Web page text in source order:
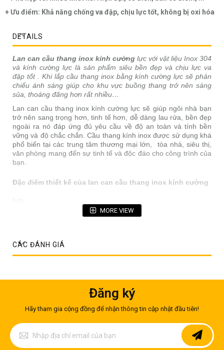
+ Ưu điểm: Khả năng chống va đập, chịu lực tốt, không bị oxi hóa
DETAILS
Lan can cầu thang inox kính cường lực với vật liệu Inox 304
và kính cường lực là sản phẩm siêu bền đẹp và chịu lực va
đập tốt . Khi lắp cầu thang inox bằng kính cường lực sẽ phản
chiếu ánh sáng giúp cho khu vực buồng thang trở nên sáng
sủa, thoáng đãng hơn rất nhiều…
Lan can cầu thang inox kính cường lực sẽ giúp ngôi nhà bạn
trở nên sang trọng hơn, tinh tế hơn, dễ dàng lau rửa, bền đẹp
ngoài ra nó đáp ứng đủ yêu cầu về độ an toàn và tính bền
vững và độ chắc chắn. Cầu thang kính inox được sử dụng khá
phổ biến tại các trung tâm thương mại lớn, tòa nhà, siêu thị,
văn phòng mang đến sự tinh tế và độc đáo cho công trình của
bạn.
Đặc điểm thiết kế của lan can cầu thang inox kính cường
+ Lan can, cầu thang inox - kính cường lực
dộ dày
+ Tạo hình đa dạng: Thẳng, zíc zắc
+ Phù hợp với nhiều thiết kế: Hiện đại, cổ điển, bán cổ điểm, ...
+ Ưu điểm: Khả năng chống va đập, chịu lực tốt, không bị oxi
MORE VIEW
CÁC ĐÁNH GIÁ
Đăng ký
Hãy tham gia cộng đồng để nhận thông tin cập nhật đầu tiên!
Đăng
ký
để